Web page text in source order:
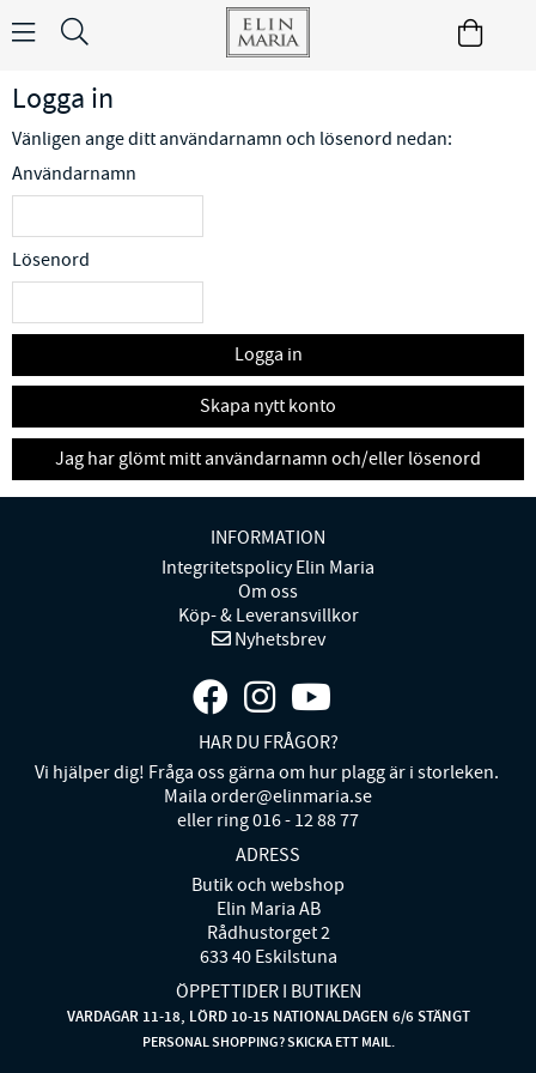
Logga in
Vänligen ange ditt användarnamn och lösenord nedan:
Användarnamn
Lösenord
Logga in
Skapa nytt konto
Jag har glömt mitt användarnamn och/eller lösenord
INFORMATION
Integritetspolicy Elin Maria
Om oss
Köp- & Leveransvillkor
Nyhetsbrev
HAR DU FRÅGOR?
Vi hjälper dig! Fråga oss gärna om hur plagg är i storleken.
Maila order@elinmaria.se
eller ring 016 - 12 88 77
ADRESS
Butik och webshop
Elin Maria AB
Rådhustorget 2
633 40 Eskilstuna
ÖPPETTIDER I BUTIKEN
VARDAGAR 11-18, LÖRD 10-15 NATIONALDAGEN 6/6 STÄNGT
PERSONAL SHOPPING? SKICKA ETT MAIL.